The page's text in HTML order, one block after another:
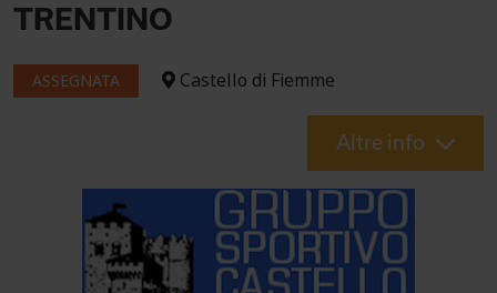
TRENTINO
ASSEGNATA Castello di Fiemme
Altre info